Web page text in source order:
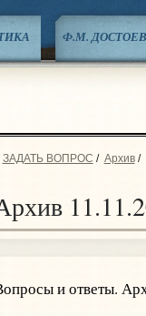
Ф.М.
ЗАДАТЬ ВОПРОС / Архив/
и ответы.